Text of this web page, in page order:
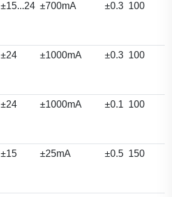
±15...24 ±700mA ±0.3 100
±24 ±1000mA ±0.3 100
±24 ±1000mA ±0.1 100
±15 ±25mA ±0.5 150